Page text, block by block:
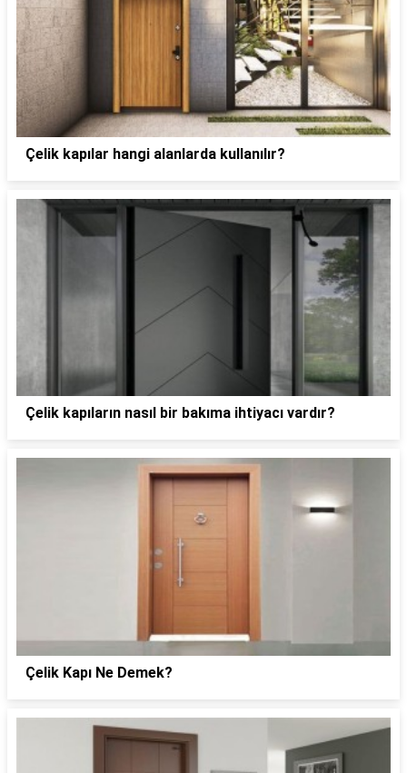
Çelik kapılar hangi alanlarda kullanılır?
Çelik kapıların nasıl bir bakıma ihtiyacı vardır?
Çelik Kapı Ne Demek?